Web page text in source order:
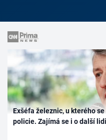
Exšéfa železnic, u kterého
policie. Zajímá se i o další lidi